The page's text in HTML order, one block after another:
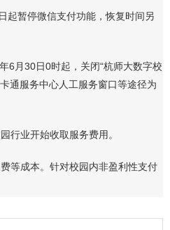
暂停微信支付功能，恢复时间另
月30日0时起，关闭“杭师大数字校
通服务中心人工服务窗口等途径为
业开始收取服务费用。
等成本。针对校园内非盈利性支付